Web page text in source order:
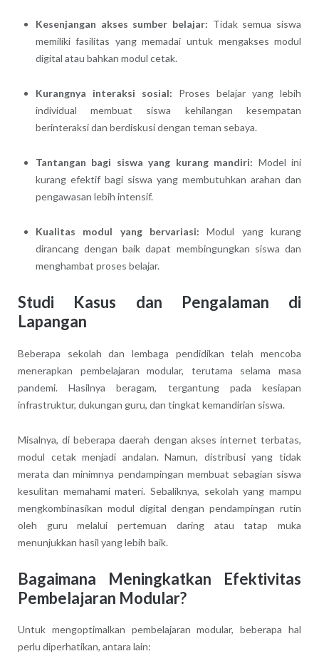
Kesenjangan akses sumber belajar: Tidak semua siswa
memiliki fasilitas yang memadai untuk mengakses modul
digital atau bahkan modul cetak.
Kurangnya interaksi sosial: Proses belajar yang lebih
individual membuat siswa kehilangan kesempatan
berinteraksi dan berdiskusi dengan teman sebaya.
Tantangan bagi siswa yang kurang mandiri: Model ini
kurang efektif bagi siswa yang membutuhkan arahan dan
pengawasan lebih intensif.
Kualitas modul yang bervariasi: Modul yang kurang
dirancang dengan baik dapat membingungkan siswa dan
menghambat proses belajar.
Studi Kasus dan Pengalaman di
Lapangan
Beberapa sekolah dan lembaga pendidikan telah mencoba
menerapkan pembelajaran modular, terutama selama masa
pandemi. Hasilnya beragam, tergantung pada kesiapan
infrastruktur, dukungan guru, dan tingkat kemandirian siswa.
Misalnya, di beberapa daerah dengan akses internet terbatas,
modul cetak menjadi andalan. Namun, distribusi yang tidak
merata dan minimnya pendampingan membuat sebagian siswa
kesulitan memahami materi. Sebaliknya, sekolah yang mampu
mengkombinasikan modul digital dengan pendampingan rutin
oleh guru melalui pertemuan daring atau tatap muka
menunjukkan hasil yang lebih baik.
Bagaimana Meningkatkan Efektivitas
Pembelajaran Modular?
Untuk mengoptimalkan pembelajaran modular, beberapa hal
perlu diperhatikan, antara lain: